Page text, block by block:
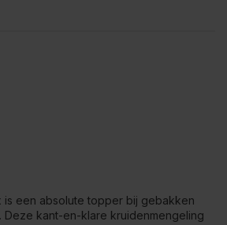
is een absolute topper bij gebakken
Deze kant-en-klare kruidenmengeling